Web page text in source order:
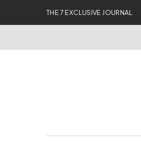
THE 7 EXCLUSIVE JOURNAL